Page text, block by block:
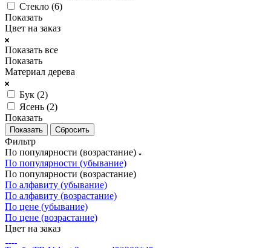
Стекло (6)
Показать
Цвет на заказ
Показать все
Показать
Материал дерева
Бук (2)
Ясень (2)
Показать
Сбросить
Фильтр
По популярности (возрастание)
По популярности (убывание)
По популярности (возрастание)
По алфавиту (убывание)
По алфавиту (возрастание)
По цене (убывание)
По цене (возрастание)
Цвет на заказ